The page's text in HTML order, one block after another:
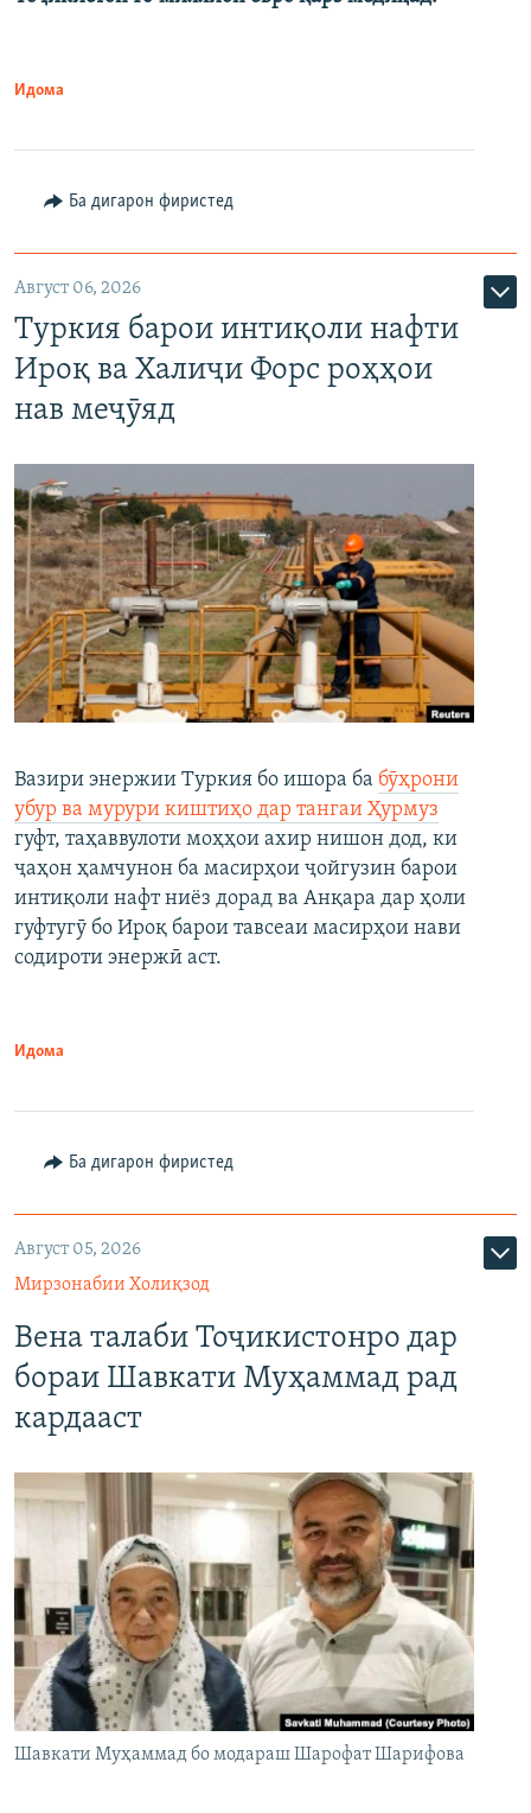
Идома
Ба дигарон фиристед
Август 06, 2026
Туркия барои интиқоли нафти
Ироқ ва Халиҷи Форс роҳҳои
нав меҷӯяд
Вазири энержии Туркия бо ишора ба бӯҳрони
убур ва мурури киштиҳо дар тангаи Ҳурмуз
гуфт, таҳаввулоти моҳҳои ахир нишон дод, ки
ҷаҳон ҳамчунон ба масирҳои ҷойгузин барои
интиқоли нафт ниёз дорад ва Анқара дар ҳоли
гуфтугӯ бо Ироқ барои тавсеаи масирҳои нави
содироти энержӣ аст.
Идома
Ба дигарон фиристед
Август 05, 2026
Мирзонабии Холиқзод
Вена талаби Тоҷикистонро дар
бораи Шавкати Муҳаммад рад
кардааст
Шавкати Муҳаммад бо модараш Шарофат Шарифова